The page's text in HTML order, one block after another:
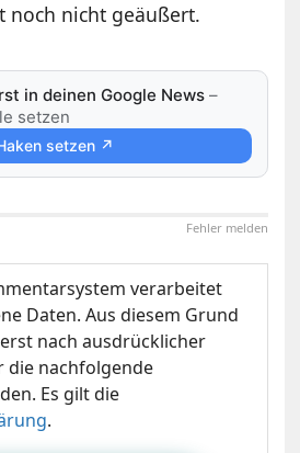
noch nicht geäußert.
in deinen Google News –
setzen
setzen ↗
Fehler melden
verarbeitet
Daten. Aus diesem Grund
nach ausdrücklicher
die nachfolgende
Es gilt die
.